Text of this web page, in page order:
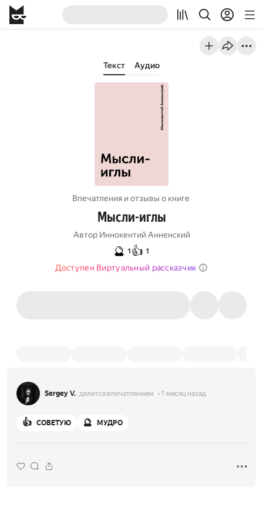
Текст Аудио
Впечатления и отзывы о книге
Мысли-иглы
Автор Иннокентий Анненский
🔮 1 👍 1
Доступен Виртуальный рассказчик
Sergey V. делится впечатлением 1 месяц назад
👍 СОВЕТУЮ 🔮 МУДРО